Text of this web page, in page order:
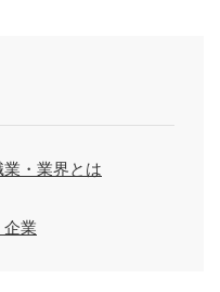
・業界とは
業